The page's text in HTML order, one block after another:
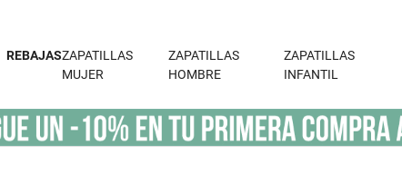
REBAJASZAPATILLAS
MUJER
ZAPATILLAS
HOMBRE
ZAPATILLAS
INFANTIL